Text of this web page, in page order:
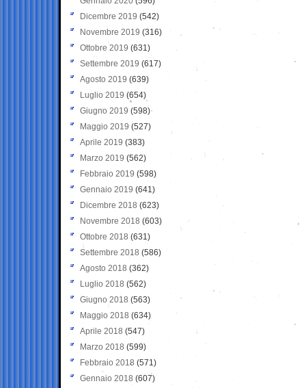
Dicembre 2019 (542)
Novembre 2019 (316)
Ottobre 2019 (631)
Settembre 2019 (617)
Agosto 2019 (639)
Luglio 2019 (654)
Giugno 2019 (598)
Maggio 2019 (527)
Aprile 2019 (383)
Marzo 2019 (562)
Febbraio 2019 (598)
Gennaio 2019 (641)
Dicembre 2018 (623)
Novembre 2018 (603)
Ottobre 2018 (631)
Settembre 2018 (586)
Agosto 2018 (362)
Luglio 2018 (562)
Giugno 2018 (563)
Maggio 2018 (634)
Aprile 2018 (547)
Marzo 2018 (599)
Febbraio 2018 (571)
Gennaio 2018 (607)